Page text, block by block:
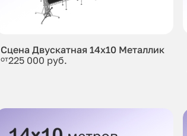
Сцена Двускатная 14x10 Металлик
от225 000 руб.